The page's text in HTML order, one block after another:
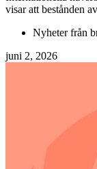
visar att bestånden
Nyheter från
juni 2, 2026